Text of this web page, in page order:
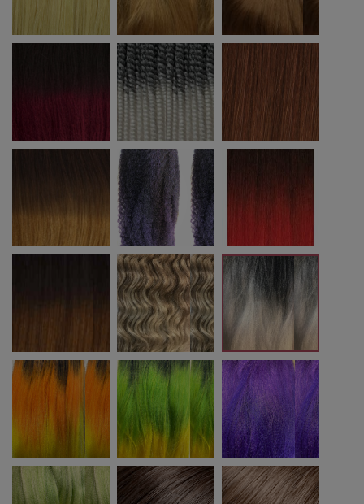
T1B/60 33
T1B/VIOLET
T27/613 T1B/SILVER
om sunset om greenmango violetindigo
ice green 6 8